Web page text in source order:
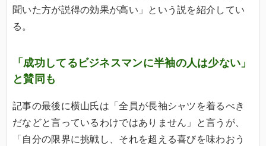
聞いた方が説得の効果が高い」という説を紹介してい
る。
「成功してるビジネスマンに半袖の人は少ない」
と賛同も
記事の最後に横山氏は「全員が長袖シャツを着るべき
だなどと言っているわけではありません」と言うが、
「自分の限界に挑戦し、それを超える喜びを味わおう